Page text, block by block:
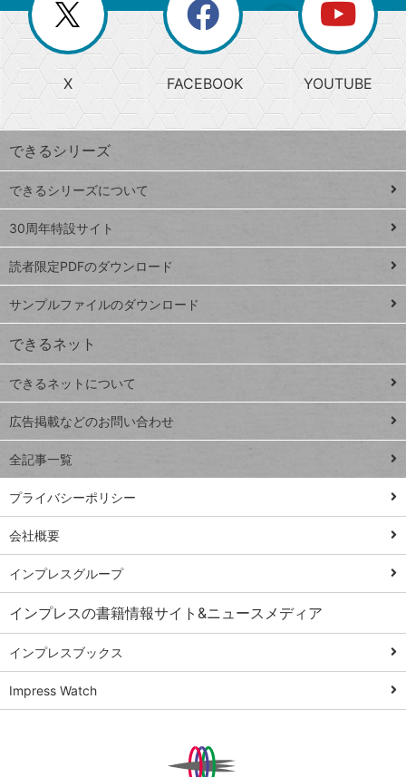
じ
る
search
検
索
上
昇
ワ
ー
ド
Google
スプレ
ッドシ
ート
iPhone
VLOOKUP
close
閉じ
る
閉
じ
る
ー
か
ら
探
す
ト
ッ
プ
ペ
ジ
連載
Excel Q&A
トイアンナ流仕
事術
PowerAutomate
ではじめる業務
の完全自動化
AI議事録作成術
Windows 11
Q&A
Teams踏み込み
活用術
Excel講師の仕事
術
X FACEBOOK YOUTUBE
できるシリーズ
できるシリーズについて
30周年特設サイト
読者限定PDFのダウンロード
サンプルファイルのダウンロード
できるネット
できるネットについて
広告掲載などのお問い合わせ
全記事一覧
プライバシーポリシー
会社概要
インプレスグループ
インプレスの書籍情報サイト&ニュースメディア
インプレスブックス
Impress Watch